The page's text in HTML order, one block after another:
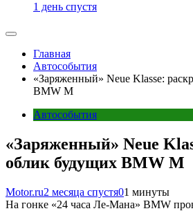
1 день спустя
Главная
Автособытия
«Заряженный» Neue Klasse:
BMW M
Автособытия
«Заряженный» Neue
облик будущих BMW M
Motor.ru2 месяца спустя01 минуты
На гонке «24 часа Ле-Мана» BMW